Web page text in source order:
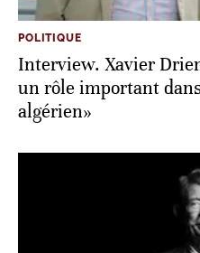
POLITIQUE
Interview. Xavier
un rôle important
algérien»